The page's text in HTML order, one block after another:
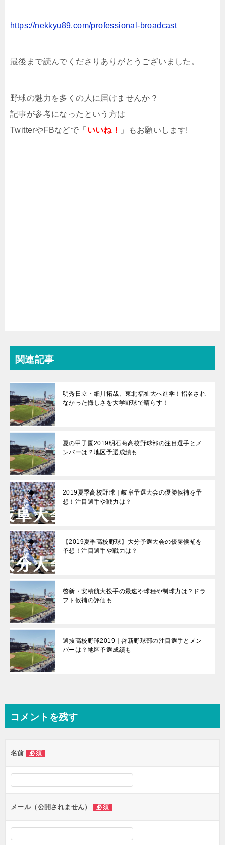
https://nekkyu89.com/professional-broadcast
最後まで読んでくださりありがとうございました。
野球の魅力を多くの人に届けませんか？
記事が参考になったという方は
TwitterやFBなどで「 いいね！ 」もお願いします!
関連記事
明秀日立・細川拓哉、東北福祉大へ進学！指名され
なかった悔しさを大学野球で晴らす！
夏の甲子園2019明石商高校野球部の注目選手とメ
ンバーは？地区予選成績も
2019夏季高校野球｜岐阜予選大会の優勝候補を予
想！注目選手や戦力は？
【2019夏季高校野球】大分予選大会の優勝候補を
予想！注目選手や戦力は？
啓新・安積航大投手の最速や球種や制球力は？ドラ
フト候補の評価も
選抜高校野球2019｜啓新野球部の注目選手とメン
バーは？地区予選成績も
コメントを残す
名前 必須
メール（公開されません） 必須